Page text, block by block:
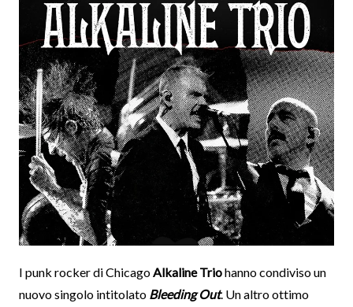
I punk rocker di ChicagoAlkaline Triohanno condiviso un
nuovo singolo intitolato Bleeding Out. Un altro ottimo